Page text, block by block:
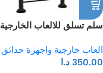
سلم تسلق للالعاب الخارجية
العاب خارجية واجهزة حدائق
350.00 د.ا